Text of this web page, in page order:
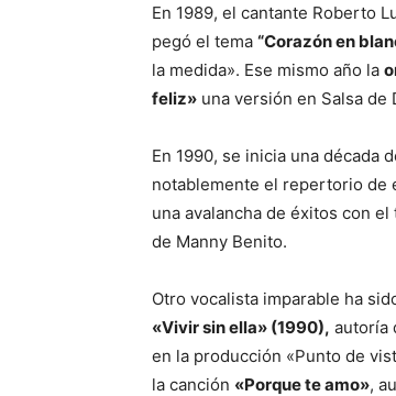
En 1989, el cantante Roberto
pegó el tema “Corazón en
la medida». Ese mismo año la
feliz» una versión en Salsa
En 1990, se inicia una década
notablemente el repertorio de
una avalancha de éxitos con el
de Manny Benito.
Otro vocalista imparable ha
«Vivir sin ella» (1990), autoría
en la producción «Punto de
la canción «Porque te amo»,